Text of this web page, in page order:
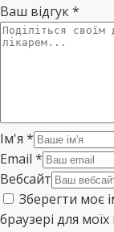
Ваш відгук*
Ім'я *
Email *
Вебсайт
Зберегти моє
браузері для